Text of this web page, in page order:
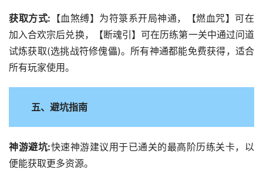
获取方式: 【血煞缚】为符箓系开局神通，【燃血咒】可在
加入合欢宗后兑换，【断魂引】可在历练第一关中通过问道
试炼获取(选挑战符修傀儡)。所有神通都能免费获得，适合
所有玩家使用。
五、避坑指南
神游避坑:快速神游建议用于已通关的最高阶历练关卡，以
便能获取更多资源。